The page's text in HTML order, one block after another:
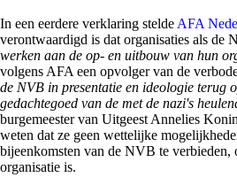
In een eerdere verklaring stelde AFA
verontwaardigd is dat organisaties als de
werken aan de op- en uitbouw van hun
volgens AFA een opvolger van de
de NVB in presentatie en ideologie terug
gedachtegoed van de met de nazi's
burgemeester van Uitgeest Annelies
weten dat ze geen wettelijke
bijeenkomsten van de NVB te verbieden,
organisatie is.